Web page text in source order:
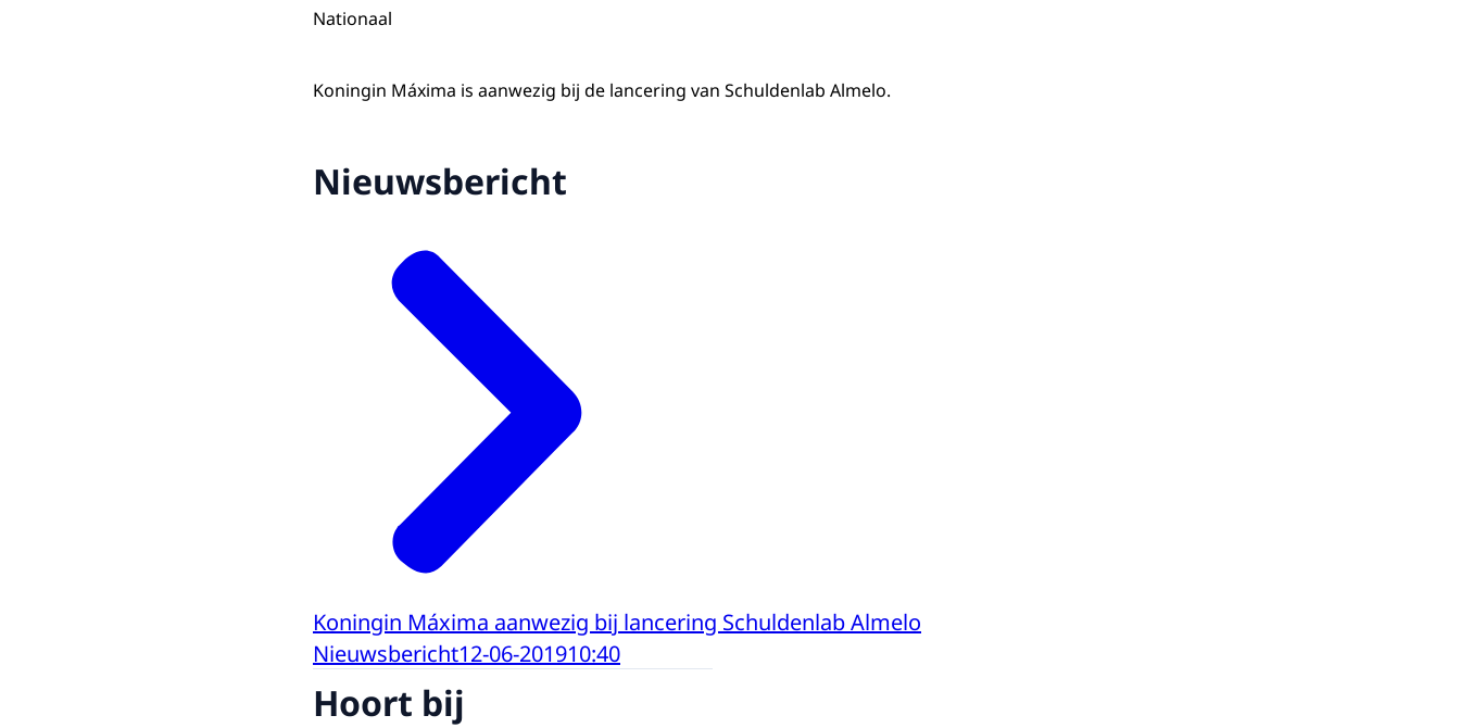
Nationaal
Koningin Máxima is aanwezig bij de lancering van Schuldenlab Almelo.
Nieuwsbericht
Koningin Máxima aanwezig bij lancering Schuldenlab Almelo
Nieuwsbericht12-06-201910:40
Hoort bij